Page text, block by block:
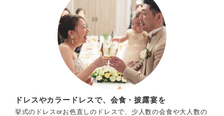
ドレスやカラードレスで、会食・披露宴を
挙式のドレスorお色直しのドレスで、少人数の会食や大人数の